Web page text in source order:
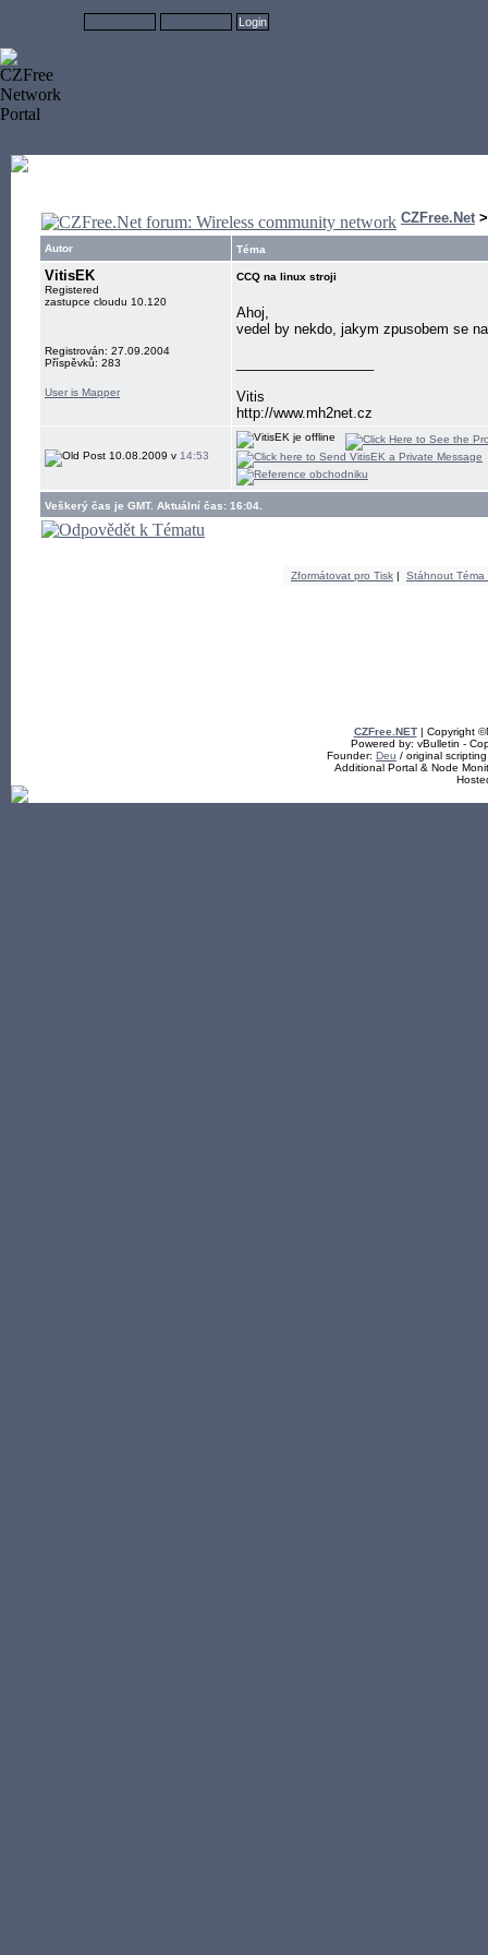
CZFree.Net
Autor Téma
VitisEK
Registered
zastupce cloudu 10.120
Registrován: 27.09.2004
Příspěvků: 283
User is Mapper
CCQ na linux stroji
Ahoj,
vedel by nekdo, jakym zpusobem se
Vitis
http://www.mh2net.cz
10.08.2009 v 14:53
Veškerý čas je GMT. Aktuální čas: 16:04.
Zformátovat pro Tisk | Stáhnout Téma
CZFree.NET| Copyright
Powered by: vBulletin -
Founder: Deu / original
Additional Portal & Node